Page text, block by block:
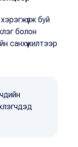
буй
болон
санхүүжилтээр